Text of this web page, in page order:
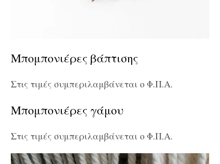
Μπομπονιέρες βάπτισης
Στις τιμές συμπεριλαμβάνεται ο Φ.Π.Α.
Μπομπονιέρες γάμου
Στις τιμές συμπεριλαμβάνεται ο Φ.Π.Α.